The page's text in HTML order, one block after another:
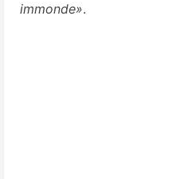
immonde».